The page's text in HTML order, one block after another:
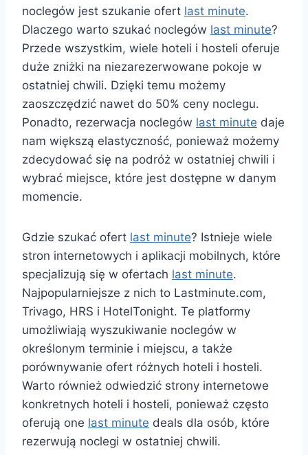
noclegów jest szukanie ofert last minute.
Dlaczego warto szukać noclegów last minute?
Przede wszystkim, wiele hoteli i hosteli oferuje
duże zniżki na niezarezerwowane pokoje w
ostatniej chwili. Dzięki temu możemy
zaoszczędzić nawet do 50% ceny noclegu.
Ponadto, rezerwacja noclegów last minute daje
nam większą elastyczność, ponieważ możemy
zdecydować się na podróż w ostatniej chwili i
wybrać miejsce, które jest dostępne w danym
momencie.
Gdzie szukać ofert last minute? Istnieje wiele
stron internetowych i aplikacji mobilnych, które
specjalizują się w ofertach last minute.
Najpopularniejsze z nich to Lastminute.com,
Trivago, HRS i HotelTonight. Te platformy
umożliwiają wyszukiwanie noclegów w
określonym terminie i miejscu, a także
porównywanie ofert różnych hoteli i hosteli.
Warto również odwiedzić strony internetowe
konkretnych hoteli i hosteli, ponieważ często
oferują one last minute deals dla osób, które
rezerwują noclegi w ostatniej chwili.